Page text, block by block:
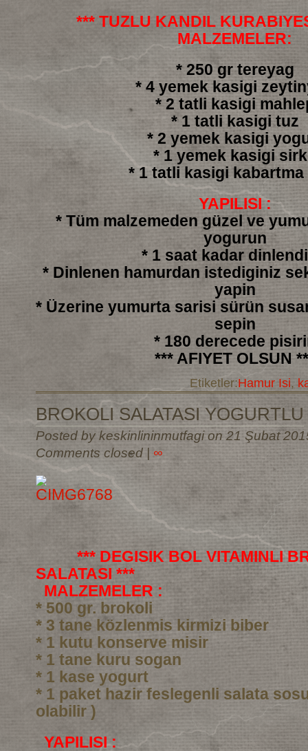
*** TUZLU KANDIL
MALZEMELER:
* 250 gr tereyag
* 4 yemek kasigi
* 2 tatli kasigi
* 1 tatli kasigi tuz
* 2 yemek kasigi
* 1 yemek kasigi
* 1 tatli kasigi kabartma
YAPILISI :
* Tüm malzemeden güzel ve
yogurun
* 1 saat kadar
* Dinlenen hamurdan istediginiz
yapin
* Üzerine yumurta sarisi sürün
sepin
* 180 derecede
*** AFIYET OLSUN
Etiketler:Hamur Isi,
BROKOLI SALATASI YOGURTLU
Posted by keskinlininmutfagi on 21 Şubat
Comments closed| ∞
*** DEGISIK BOL VITAMINLI
SALATASI ***
MALZEMELER :
* 500 gr. brokoli
* 3 tane közlenmis kirmizi biber
* 1 kutu konserve misir
* 1 tane kuru sogan
* 1 kase yogurt
* 1 paket hazir feslegenli salata
olabilir )
YAPILISI :